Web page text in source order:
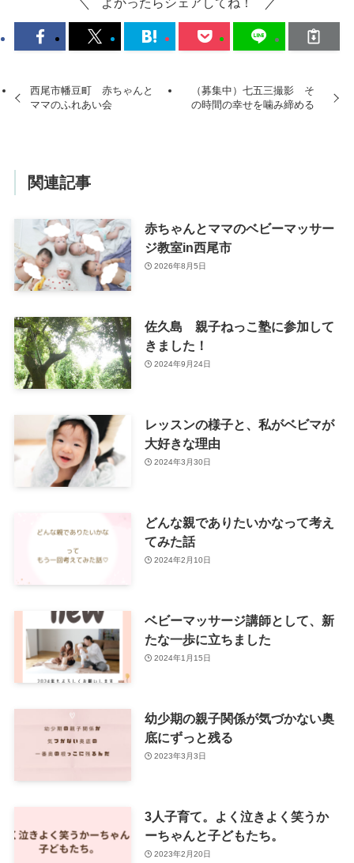
西尾市幡豆町 赤ちゃんと
ママのふれあい会
（募集中）七五三撮影 そ
の時間の幸せを噛み締める
関連記事
赤ちゃんとママのベビーマッサー
ジ教室in西尾市
2026年8月5日
佐久島 親子ねっこ塾に参加して
きました！
2024年9月24日
レッスンの様子と、私がベビマが
大好きな理由
2024年3月30日
どんな親でありたいかなって考え
てみた話
2024年2月10日
ベビーマッサージ講師として、新
たな一歩に立ちました
2024年1月15日
幼少期の親子関係が気づかない奥
底にずっと残る
2023年3月3日
3人子育て。よく泣きよく笑うか
ーちゃんと子どもたち。
2023年2月20日